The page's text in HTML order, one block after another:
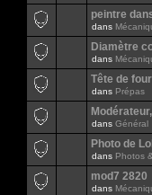
peintre
dans
Diamètre
dans
Tête de
dans Prépas
dans Général
Photo de
dans Photos
mod7 2820
dans